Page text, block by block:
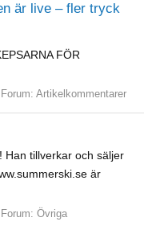
är live – fler tryck
FÖR
Forum: Artikelkommentarer
Han tillverkar och säljer
är
Forum: Övriga